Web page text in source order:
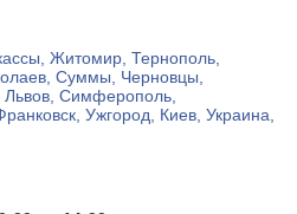
Житомир, Тернополь,
Суммы, Черновцы,
Симферополь,
Ужгород, Киев, Украина,